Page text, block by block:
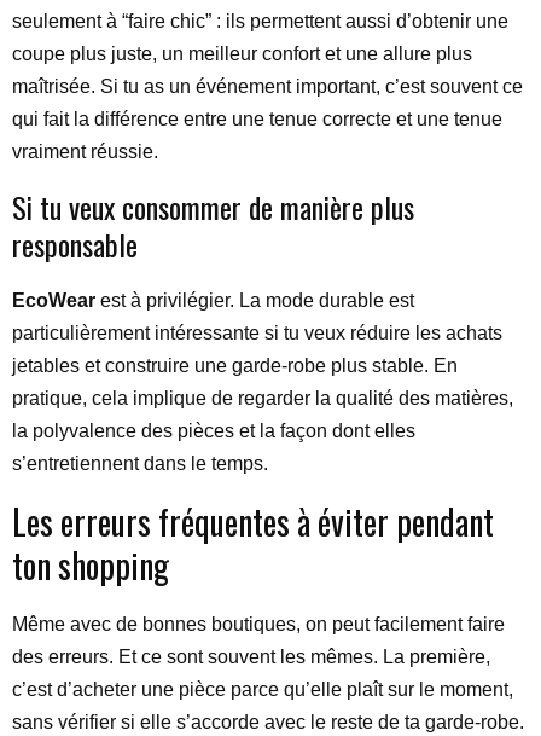
seulement à “faire chic” : ils permettent aussi d’obtenir une
coupe plus juste, un meilleur confort et une allure plus
maîtrisée. Si tu as un événement important, c’est souvent ce
qui fait la différence entre une tenue correcte et une tenue
vraiment réussie.
Si tu veux consommer de manière plus
responsable
EcoWear est à privilégier. La mode durable est
particulièrement intéressante si tu veux réduire les achats
jetables et construire une garde-robe plus stable. En
pratique, cela implique de regarder la qualité des matières,
la polyvalence des pièces et la façon dont elles
s’entretiennent dans le temps.
Les erreurs fréquentes à éviter pendant
ton shopping
Même avec de bonnes boutiques, on peut facilement faire
des erreurs. Et ce sont souvent les mêmes. La première,
c’est d’acheter une pièce parce qu’elle plaît sur le moment,
sans vérifier si elle s’accorde avec le reste de ta garde-robe.